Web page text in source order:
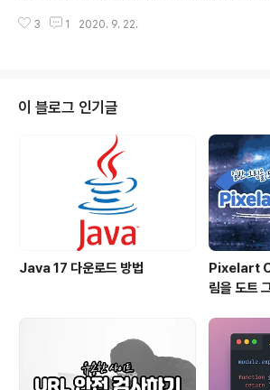
면 CSS를 싹 바꿔야 할지도 모릅니..
문에 픽토그램을 많이 활용합니다. 하지만 웹디자인에 아
요한 아이콘을 찾아야 한다면? 아이콘 이미지를 찾기 위해
열심히 인터넷을 모험하게 될 것입니다. 웹디자인보다 검
색에 시간을 더 많이 투자하겠네요. 하지만 Font Aweso
me을 사용하면 빠르고 쉽게 아이콘을 찾아 사용할 수 있
습니다. fontawesome.com/ Font Awesome The
world’s most popular..
3 1 2020. 9. 22.
이 블로그 인기글
Java 17 다운로드 방법
Pixelart
림을 도트